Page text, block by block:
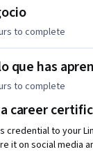
como PMP,
del Talento
la siguiente
– 20 PDUs
– 6 PDUs
– 10 PDUs
to complete
que has
to complete
career
credential to your
it on social media